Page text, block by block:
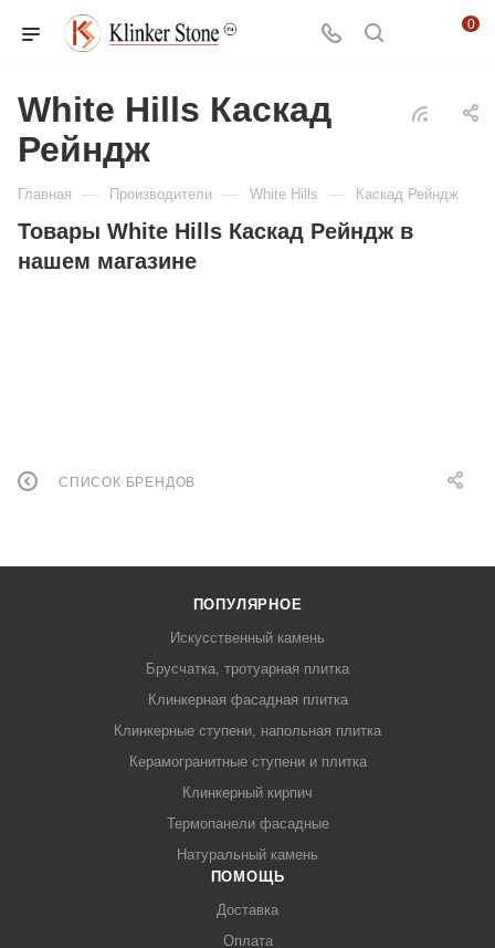
0
White Hills Каскад
Рейндж
Главная — Производители — White Hills — Каскад Рейндж
Товары White Hills Каскад Рейндж в
нашем магазине
СПИСОК БРЕНДОВ
ПОПУЛЯРНОЕ
Искусственный камень
Брусчатка, тротуарная плитка
Клинкерная фасадная плитка
Клинкерные ступени, напольная плитка
Керамогранитные ступени и плитка
Клинкерный кирпич
Термопанели фасадные
Натуральный камень
ПОМОЩЬ
Доставка
Оплата